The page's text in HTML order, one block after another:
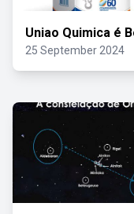
Uniao Quimica é
25 September 2024